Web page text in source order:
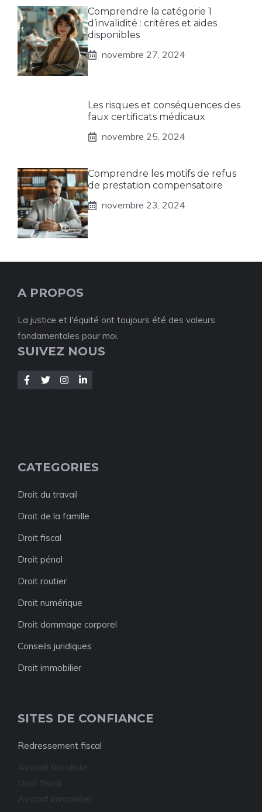
Comprendre la catégorie 1
d’invalidité : critères et aides
disponibles
novembre 27, 2024
Les risques et conséquences des
faux certificats médicaux
novembre 25, 2024
Comprendre les motifs de refus
de prestation compensatoire
novembre 23, 2024
A PROPOS
La justice et l'équité ont toujours été des valeurs
fondamentales pour moi.
SUIVEZ NOUS
CATEGORIES
Droit du travail
Droit de la famille
Droit fiscal
Droit pénal
Droit routier
Droit numérique
Droit dommage corporel
Conseils juridiques
Droit immobilier
SITES DE CONFIANCE
Redressement fiscal
Avocat fiscaliste
Droit fiscal
Avocat immobilier